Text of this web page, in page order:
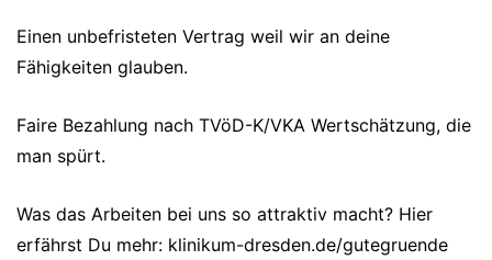
Einen unbefristeten Vertrag weil wir an deine
Fähigkeiten glauben.
Faire Bezahlung nach TVöD-K/VKA Wertschätzung, die
man spürt.
Was das Arbeiten bei uns so attraktiv macht? Hier
erfährst Du mehr: klinikum-dresden.de/gutegruende